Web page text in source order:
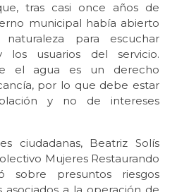
tras casi once años de
municipal había abierto
para escuchar
usuarios del servicio.
el agua es un derecho
por lo que debe estar
y no de intereses
ciudadanas, Beatriz Solís
Mujeres Restaurando
sobre presuntos riesgos